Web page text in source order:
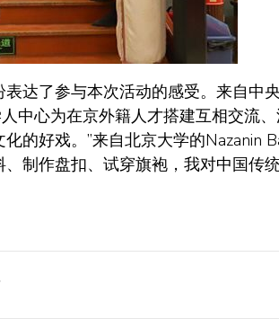
达了参与本次活动的感受。来自中
中心为在京外籍人才搭建互相交流、
的好戏。”来自北京大学的Nazanin
制作盘扣、试穿旗袍，我对中国传